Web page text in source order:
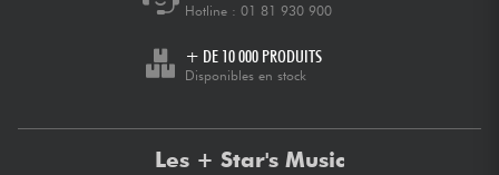
Hotline : 01 81 930 900
+ DE 10 000 PRODUITS
Disponibles en stock
Les + Star's Music